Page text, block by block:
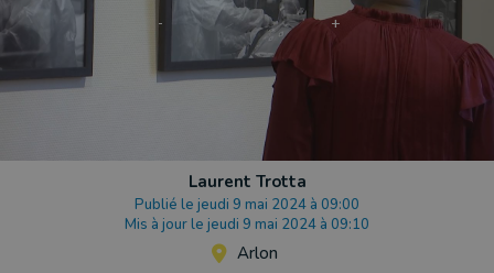
Laurent Trotta
Publié le jeudi 9 mai 2024 à 09:00
Mis à jour le jeudi 9 mai 2024 à 09:10
Arlon